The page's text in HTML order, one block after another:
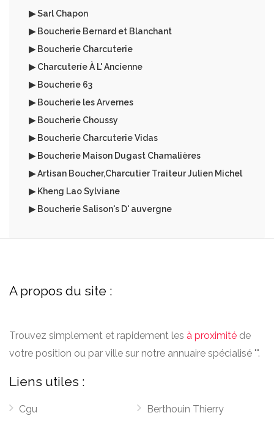
▶ Sarl Chapon
▶ Boucherie Bernard et Blanchant
▶ Boucherie Charcuterie
▶ Charcuteríe À L' Ancíenne
▶ Boucherie 63
▶ Boucherie les Arvernes
▶ Boucherie Choussy
▶ Boucherie Charcuterie Vidas
▶ Boucherie Maison Dugast Chamalières
▶ Artisan Boucher,Charcutier Traiteur Julien Michel
▶ Kheng Lao Sylviane
▶ Boucherie Salison's D' auvergne
A propos du site :
Trouvez simplement et rapidement les à proximité de
votre position ou par ville sur notre annuaire spécialisé "".
Liens utiles :
Cgu
Berthouin Thierry